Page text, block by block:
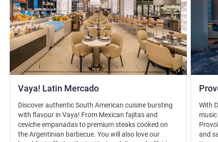
Vaya! Latin Mercado
Discover authentic South American cuisine bursting
with flavour in Vaya! From Mexican fajitas and
ceviche empanadas to premium steaks cooked on
the Argentinian barbecue. You will also love our
With
and